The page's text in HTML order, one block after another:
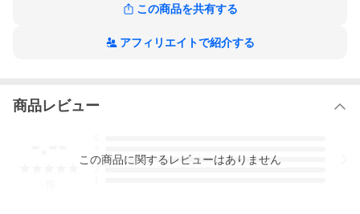
この商品を共有する
アフィリエイトで紹介する
商品レビュー
3
この商品に関するレビューはありません